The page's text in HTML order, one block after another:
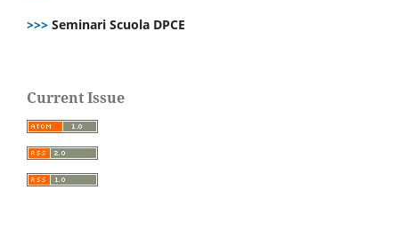
>>> Seminari Scuola DPCE
Current Issue